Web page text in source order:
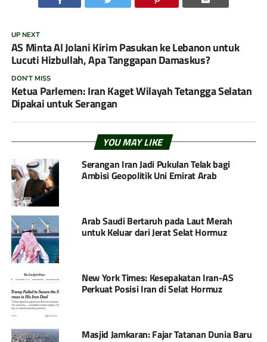
UP NEXT
AS Minta Al Jolani Kirim Pasukan ke Lebanon untuk
Lucuti Hizbullah, Apa Tanggapan Damaskus?
DON'T MISS
Ketua Parlemen: Iran Kaget Wilayah Tetangga Selatan
Dipakai untuk Serangan
YOU MAY LIKE
Serangan Iran Jadi Pukulan Telak bagi
Ambisi Geopolitik Uni Emirat Arab
Arab Saudi Bertaruh pada Laut Merah
untuk Keluar dari Jerat Selat Hormuz
New York Times: Kesepakatan Iran-AS
Perkuat Posisi Iran di Selat Hormuz
Masjid Jamkaran: Fajar Tatanan Dunia Baru